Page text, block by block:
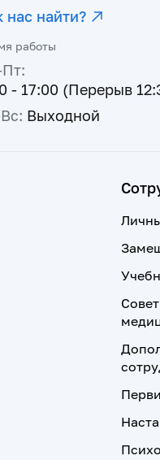
нас найти?
работы
- 17:00 (Перерыв
Выходной